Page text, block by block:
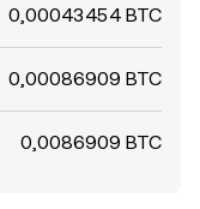
0,00043454 BTC
0,00086909 BTC
0,0086909 BTC